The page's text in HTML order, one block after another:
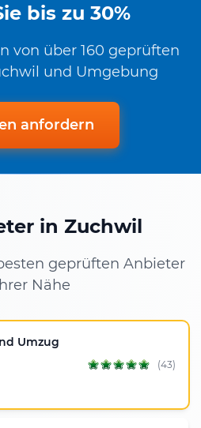
bis zu 30%
von über 160 geprüften
und Umgebung
anfordern
in Zuchwil
geprüften Anbieter
Nähe
Umzug
(43)